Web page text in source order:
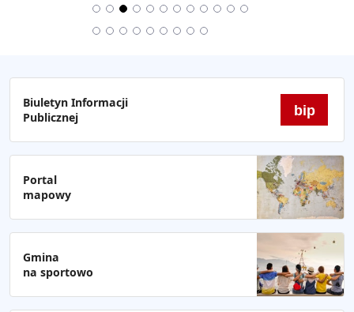
Biuletyn Informacji
Publicznej
bip
Portal
mapowy
Gmina
na sportowo